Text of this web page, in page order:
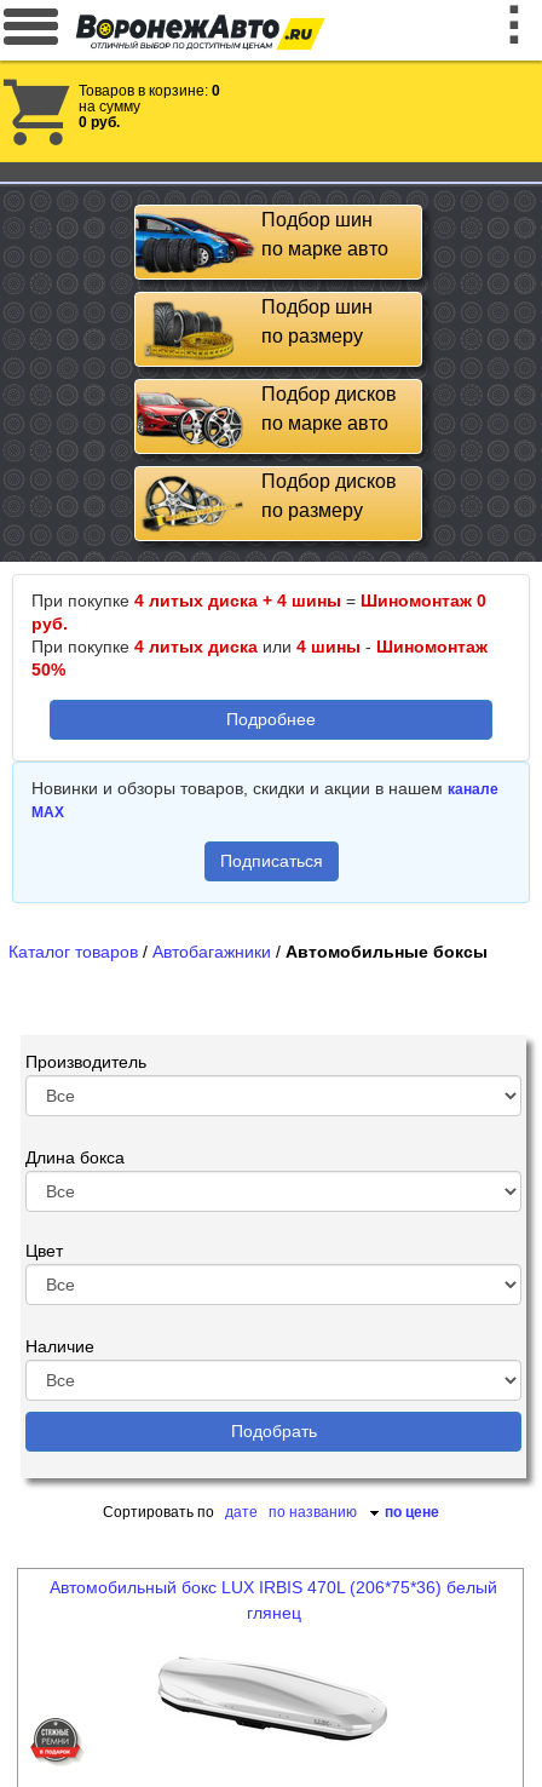
Товаров в корзине: 0
на сумму
0 руб.
Подбор шин
по марке авто
Подбор шин
по размеру
Подбор дисков
по марке авто
Подбор дисков
по размеру
При покупке 4 литых диска + 4 шины = Шиномонтаж 0
руб.
При покупке 4 литых диска или 4 шины - Шиномонтаж
50%
Подробнее
Новинки и обзоры товаров, скидки и акции в нашем канале
MAX
Подписаться
Каталог товаров / Автобагажники / Автомобильные боксы
Производитель
Длина бокса
Цвет
Наличие
Сортировать по дате по названию по цене
Автомобильный бокс LUX IRBIS 470L (206*75*36) белый
глянец